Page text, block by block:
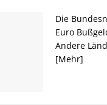
Die
Euro
Andere
[Mehr]